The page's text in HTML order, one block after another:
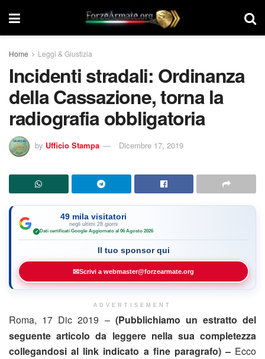
Home Leggi & Giustizia
Incidenti stradali: Ordinanza
della Cassazione, torna la
radiografia obbligatoria
by Ufficio Stampa Dicembre 17, 2019
49 mila visitatori
negli ultimi 28 giorni
✓ Dati certificati Google·Aggiornato al 06 Agosto 2026
Il tuo sponsor qui
✉Scrivi a webmaster@forzearmate.org
ADVERTISEMENT
Roma, 17 Dic 2019 – (Pubblichiamo un estratto del
seguente articolo da leggere nella sua completezza
collegandosi al link indicato a fine paragrafo) – Ecco